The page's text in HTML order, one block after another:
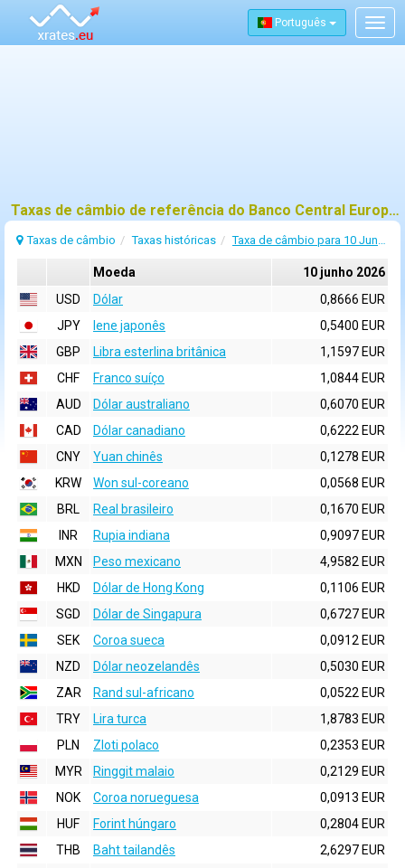
Português
Taxas de câmbio de referência do Banco Central Europeu (BCE) para 10 junho 2026
Taxas de câmbio Taxas históricas Taxa de câmbio para 10 Junho 2026
Moeda
10 junho 2026
USD
Dólar
0,8666 EUR
JPY
Iene japonês
0,5400 EUR
GBP
Libra esterlina britânica
1,1597 EUR
CHF
Franco suíço
1,0844 EUR
AUD
Dólar australiano
0,6070 EUR
CAD
Dólar canadiano
0,6222 EUR
CNY
Yuan chinês
0,1278 EUR
KRW
Won sul-coreano
0,0568 EUR
BRL
Real brasileiro
0,1670 EUR
INR
Rupia indiana
0,9097 EUR
MXN
Peso mexicano
4,9582 EUR
HKD
Dólar de Hong Kong
0,1106 EUR
SGD
Dólar de Singapura
0,6727 EUR
SEK
Coroa sueca
0,0912 EUR
NZD
Dólar neozelandês
0,5030 EUR
ZAR
Rand sul-africano
0,0522 EUR
TRY
Lira turca
1,8783 EUR
PLN
Zloti polaco
0,2353 EUR
MYR
Ringgit malaio
0,2129 EUR
NOK
Coroa norueguesa
0,0913 EUR
HUF
Forint húngaro
0,2804 EUR
THB
Baht tailandês
2,6297 EUR